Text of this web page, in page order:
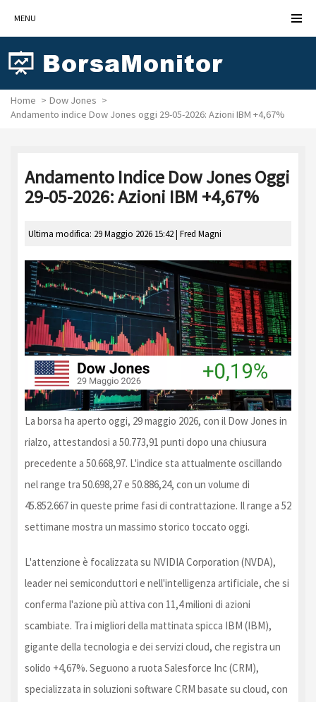
MENU
Home
Dow Jones
Andamento indice Dow Jones oggi 29-05-2026: Azioni IBM +4,67%
Andamento Indice Dow Jones Oggi
29-05-2026: Azioni IBM +4,67%
Ultima modifica: 29 Maggio 2026 15:42 | Fred Magni
La borsa ha aperto oggi, 29 maggio 2026, con il Dow Jones in
rialzo, attestandosi a 50.773,91 punti dopo una chiusura
precedente a 50.668,97. L'indice sta attualmente oscillando
nel range tra 50.698,27 e 50.886,24, con un volume di
45.852.667 in queste prime fasi di contrattazione. Il range a 52
settimane mostra un massimo storico toccato oggi.
L'attenzione è focalizzata su NVIDIA Corporation (NVDA),
leader nei semiconduttori e nell'intelligenza artificiale, che si
conferma l'azione più attiva con 11,4 milioni di azioni
scambiate. Tra i migliori della mattinata spicca IBM (IBM),
gigante della tecnologia e dei servizi cloud, che registra un
solido +4,67%. Seguono a ruota Salesforce Inc (CRM),
specializzata in soluzioni software CRM basate su cloud, con